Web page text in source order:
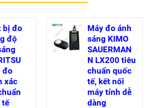
bị đo
độ
đo
xác
tế
Máy đo ánh
sáng KIMO
SAUERMAN
N LX200 tiêu
chuẩn quốc
tế, kết nối
máy tính dễ
dàng